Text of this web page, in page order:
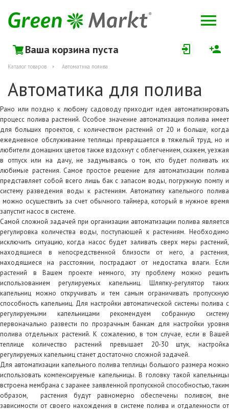
Ваша корзина пуста
Каталог товаров Автоматика полива
Автоматика для полива
Рано или поздно к любому садоводу приходит идея автоматизировать
процесс полива растений. Особое значение автоматизация полива имеет
для больших проектов, с количеством растений от 20 и больше, когда
ежедневное обслуживание теплицы превращается в тяжелый труд, но и
любители домашних цветов также вздохнут с облегчением, скажем, уезжая
в отпуск или на дачу, не задумываясь о том, кто будет поливать их
любимые растения. Самое простое решение для автоматизации полива
представляет собой всего лишь бак с запасом воды, погружную помпу и
систему разведения воды к растениям. Автоматику капельного полива
можно осуществить за счет обычного таймера, который в нужное время
запустит насос в системе.
Самой сложной задачей при организации автоматизации полива является
регулировка количества воды, поступающей к растениям. Необходимо
исключить ситуацию, когда насос будет заливать сверх меры растений,
находящиеся в непосредственной близости от него, а растения,
находящиеся на расстоянии, пострадают от недостатка влаги. Если
растений в Вашем проекте немного, эту проблему можно решить
использованием регулируемых капельниц. Шляпку-регулятор таких
капельниц можно откручивать и тем самым ограничивать пропускную
способность капельниц. Для настройки автоматической системы полива с
регулируемыми капельницами рекомендуем собранную систему
первоначально развести по прозрачным банкам для настройки уровня
полива отдельных растений. К сожалению, в том случае, если в Вашей
теплице количество растений превышает 20-30 штук, настройка
регулируемых капельниц станет достаточно сложной задачей.
Для автоматизации капельного полива теплицы большого размера можно
использовать компенсируемые капельницы. В головку такой капельницы
встроена мембрана с заранее заявленной пропускной способностью, таким
образом, растения будут равномерно обеспечены поливом, вне
зависимости от своего нахождения в системе полива и отдаленности от